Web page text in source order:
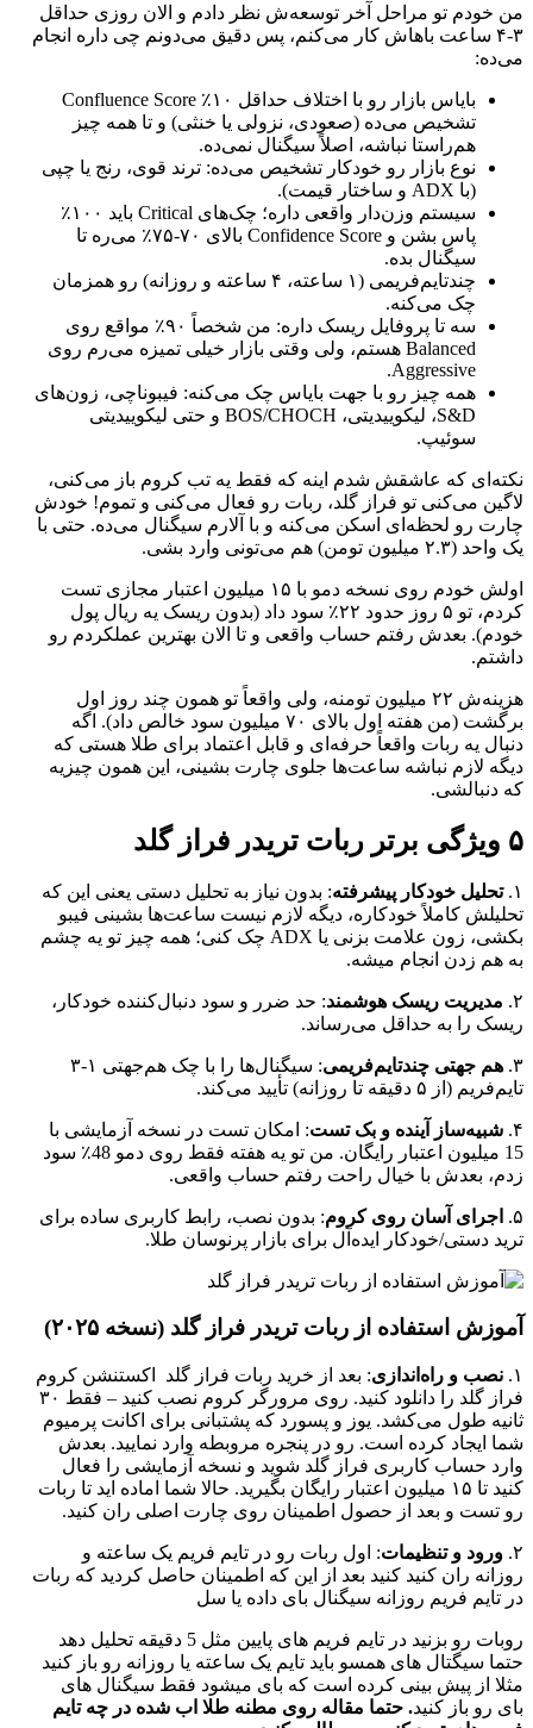
من خودم تو مراحل آخر توسعه‌ش نظر دادم و الان روزی حداقل
۳-۴ ساعت باهاش کار می‌کنم، پس دقیق می‌دونم چی داره انجام
می‌ده:
بایاس بازار رو با اختلاف حداقل ۱۰٪ Confluence Score
تشخیص می‌ده (صعودی، نزولی یا خنثی) و تا همه چیز
هم‌راستا نباشه، اصلاً سیگنال نمی‌ده.
نوع بازار رو خودکار تشخیص می‌ده: ترند قوی، رنج یا چپی
(با ADX و ساختار قیمت).
سیستم وزن‌دار واقعی داره؛ چک‌های Critical باید ۱۰۰٪
پاس بشن و Confidence Score بالای ۷۰-۷۵٪ می‌ره تا
سیگنال بده.
چندتایم‌فریمی (۱ ساعته، ۴ ساعته و روزانه) رو همزمان
چک می‌کنه.
سه تا پروفایل ریسک داره: من شخصاً ۹۰٪ مواقع روی
Balanced هستم، ولی وقتی بازار خیلی تمیزه می‌رم روی
Aggressive.
همه چیز رو با جهت بایاس چک می‌کنه: فیبوناچی، زون‌های
S&D، لیکوییدیتی، BOS/CHOCH و حتی لیکوییدیتی
سوئیپ.
نکته‌ای که عاشقش شدم اینه که فقط یه تب کروم باز می‌کنی،
لاگین می‌کنی تو فراز گلد، ربات رو فعال می‌کنی و تموم! خودش
چارت رو لحظه‌ای اسکن می‌کنه و با آلارم سیگنال می‌ده. حتی با
یک واحد (۲.۳ میلیون تومن) هم می‌تونی وارد بشی.
اولش خودم روی نسخه دمو با ۱۵ میلیون اعتبار مجازی تست
کردم، تو ۵ روز حدود ۲۲٪ سود داد (بدون ریسک یه ریال پول
خودم). بعدش رفتم حساب واقعی و تا الان بهترین عملکردم رو
داشتم.
هزینه‌ش ۲۲ میلیون تومنه، ولی واقعاً تو همون چند روز اول
برگشت (من هفته اول بالای ۷۰ میلیون سود خالص داد). اگه
دنبال یه ربات واقعاً حرفه‌ای و قابل اعتماد برای طلا هستی که
دیگه لازم نباشه ساعت‌ها جلوی چارت بشینی، این همون چیزیه
که دنبالشی.
۵ ویژگی برتر ربات تریدر فراز گلد
۱. تحلیل خودکار پیشرفته: بدون نیاز به تحلیل دستی یعنی این که
تحلیلش کاملاً خودکاره، دیگه لازم نیست ساعت‌ها بشینی فیبو
بکشی، زون علامت بزنی یا ADX چک کنی؛ همه چیز تو یه چشم
به هم زدن انجام میشه.
۲. مدیریت ریسک هوشمند: حد ضرر و سود دنبال‌کننده خودکار،
ریسک را به حداقل می‌رساند.
۳. هم‌ جهتی چندتایم‌فریمی
: سیگنال‌ها را با چک هم‌جهتی ۱-۳
تایم‌فریم (از ۵ دقیقه تا روزانه) تأیید می‌کند.
۴. شبیه‌ساز آینده و بک‌ تست: امکان تست در نسخه آزمایشی با
15 میلیون اعتبار رایگان. من تو یه هفته فقط روی دمو 48٪ سود
زدم، بعدش با خیال راحت رفتم حساب واقعی.
۵. اجرای آسان روی کروم: بدون نصب، رابط کاربری ساده برای
ترید دستی/خودکار ایده‌آل برای بازار پرنوسان طلا.
آموزش استفاده از ربات تریدر فراز گلد (نسخه ۲۰۲۵)
۱. نصب و راه‌اندازی: بعد از خرید ربات فراز گلد اکستنشن کروم
فراز گلد را دانلود کنید. روی مرورگر کروم نصب کنید – فقط ۳۰
ثانیه طول می‌کشد. یوز و پسورد که پشتبانی برای اکانت پرمیوم
شما ایجاد کرده است. رو در پنجره مروبطه وارد نمایید. بعدش
وارد حساب کاربری فراز گلد شوید و نسخه آزمایشی را فعال
کنید تا ۱۵ میلیون اعتبار رایگان بگیرید. حالا شما اماده اید تا ربات
رو تست و بعد از حصول اطمینان روی چارت اصلی ران کنید.
۲. ورود و تنظیمات: اول ربات رو در تایم فریم یک ساعته و
روزانه ران کنید کنید بعد از این که اطمینان حاصل کردید که ربات
در تایم فریم روزانه سیگنال بای داده یا سل
روبات رو بزنید در تایم فریم های پایین مثل 5 دقیقه تحلیل دهد
حتما سیگتال های همسو باید تایم یک ساعته یا روزانه رو باز کنید
مثلا از پیش بینی کرده است که بای میشود فقط سیگنال های
بای رو باز کنید. حتما مقاله روی مطنه طلا اب شده در چه تایم